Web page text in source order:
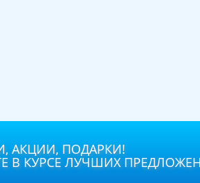
АКЦИИ, ПОДАРКИ!
В КУРСЕ ЛУЧШИХ